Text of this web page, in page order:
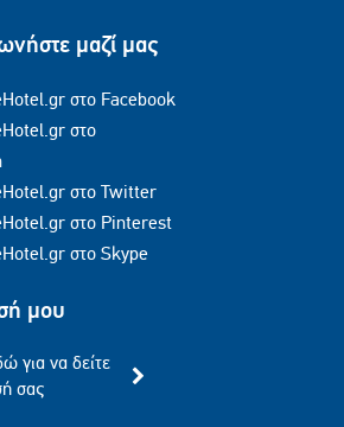
μαζί μας
στο Facebook
στο
στο Twitter
στο Pinterest
στο Skype
μου
για να δείτε
σας